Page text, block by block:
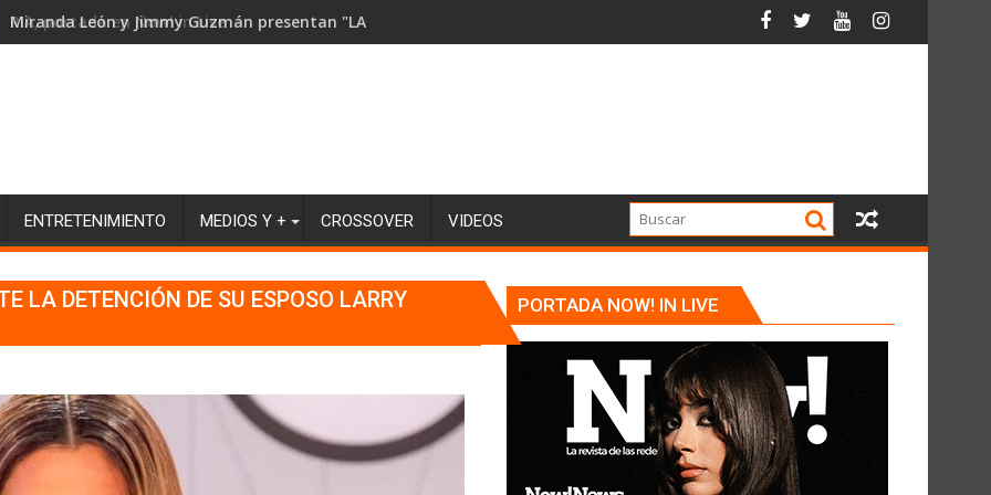
RIA, portada en Now! in Live
ENTRETENIMIENTO MEDIOS Y + CROSSOVER VIDEOS
LA DETENCIÓN DE SU ESPOSO LARRY
PORTADA NOW! IN LIVE